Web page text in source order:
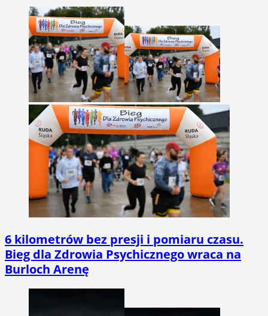
6 kilometrów bez presji i pomiaru czasu.
Bieg dla Zdrowia Psychicznego wraca na
Burloch Arenę